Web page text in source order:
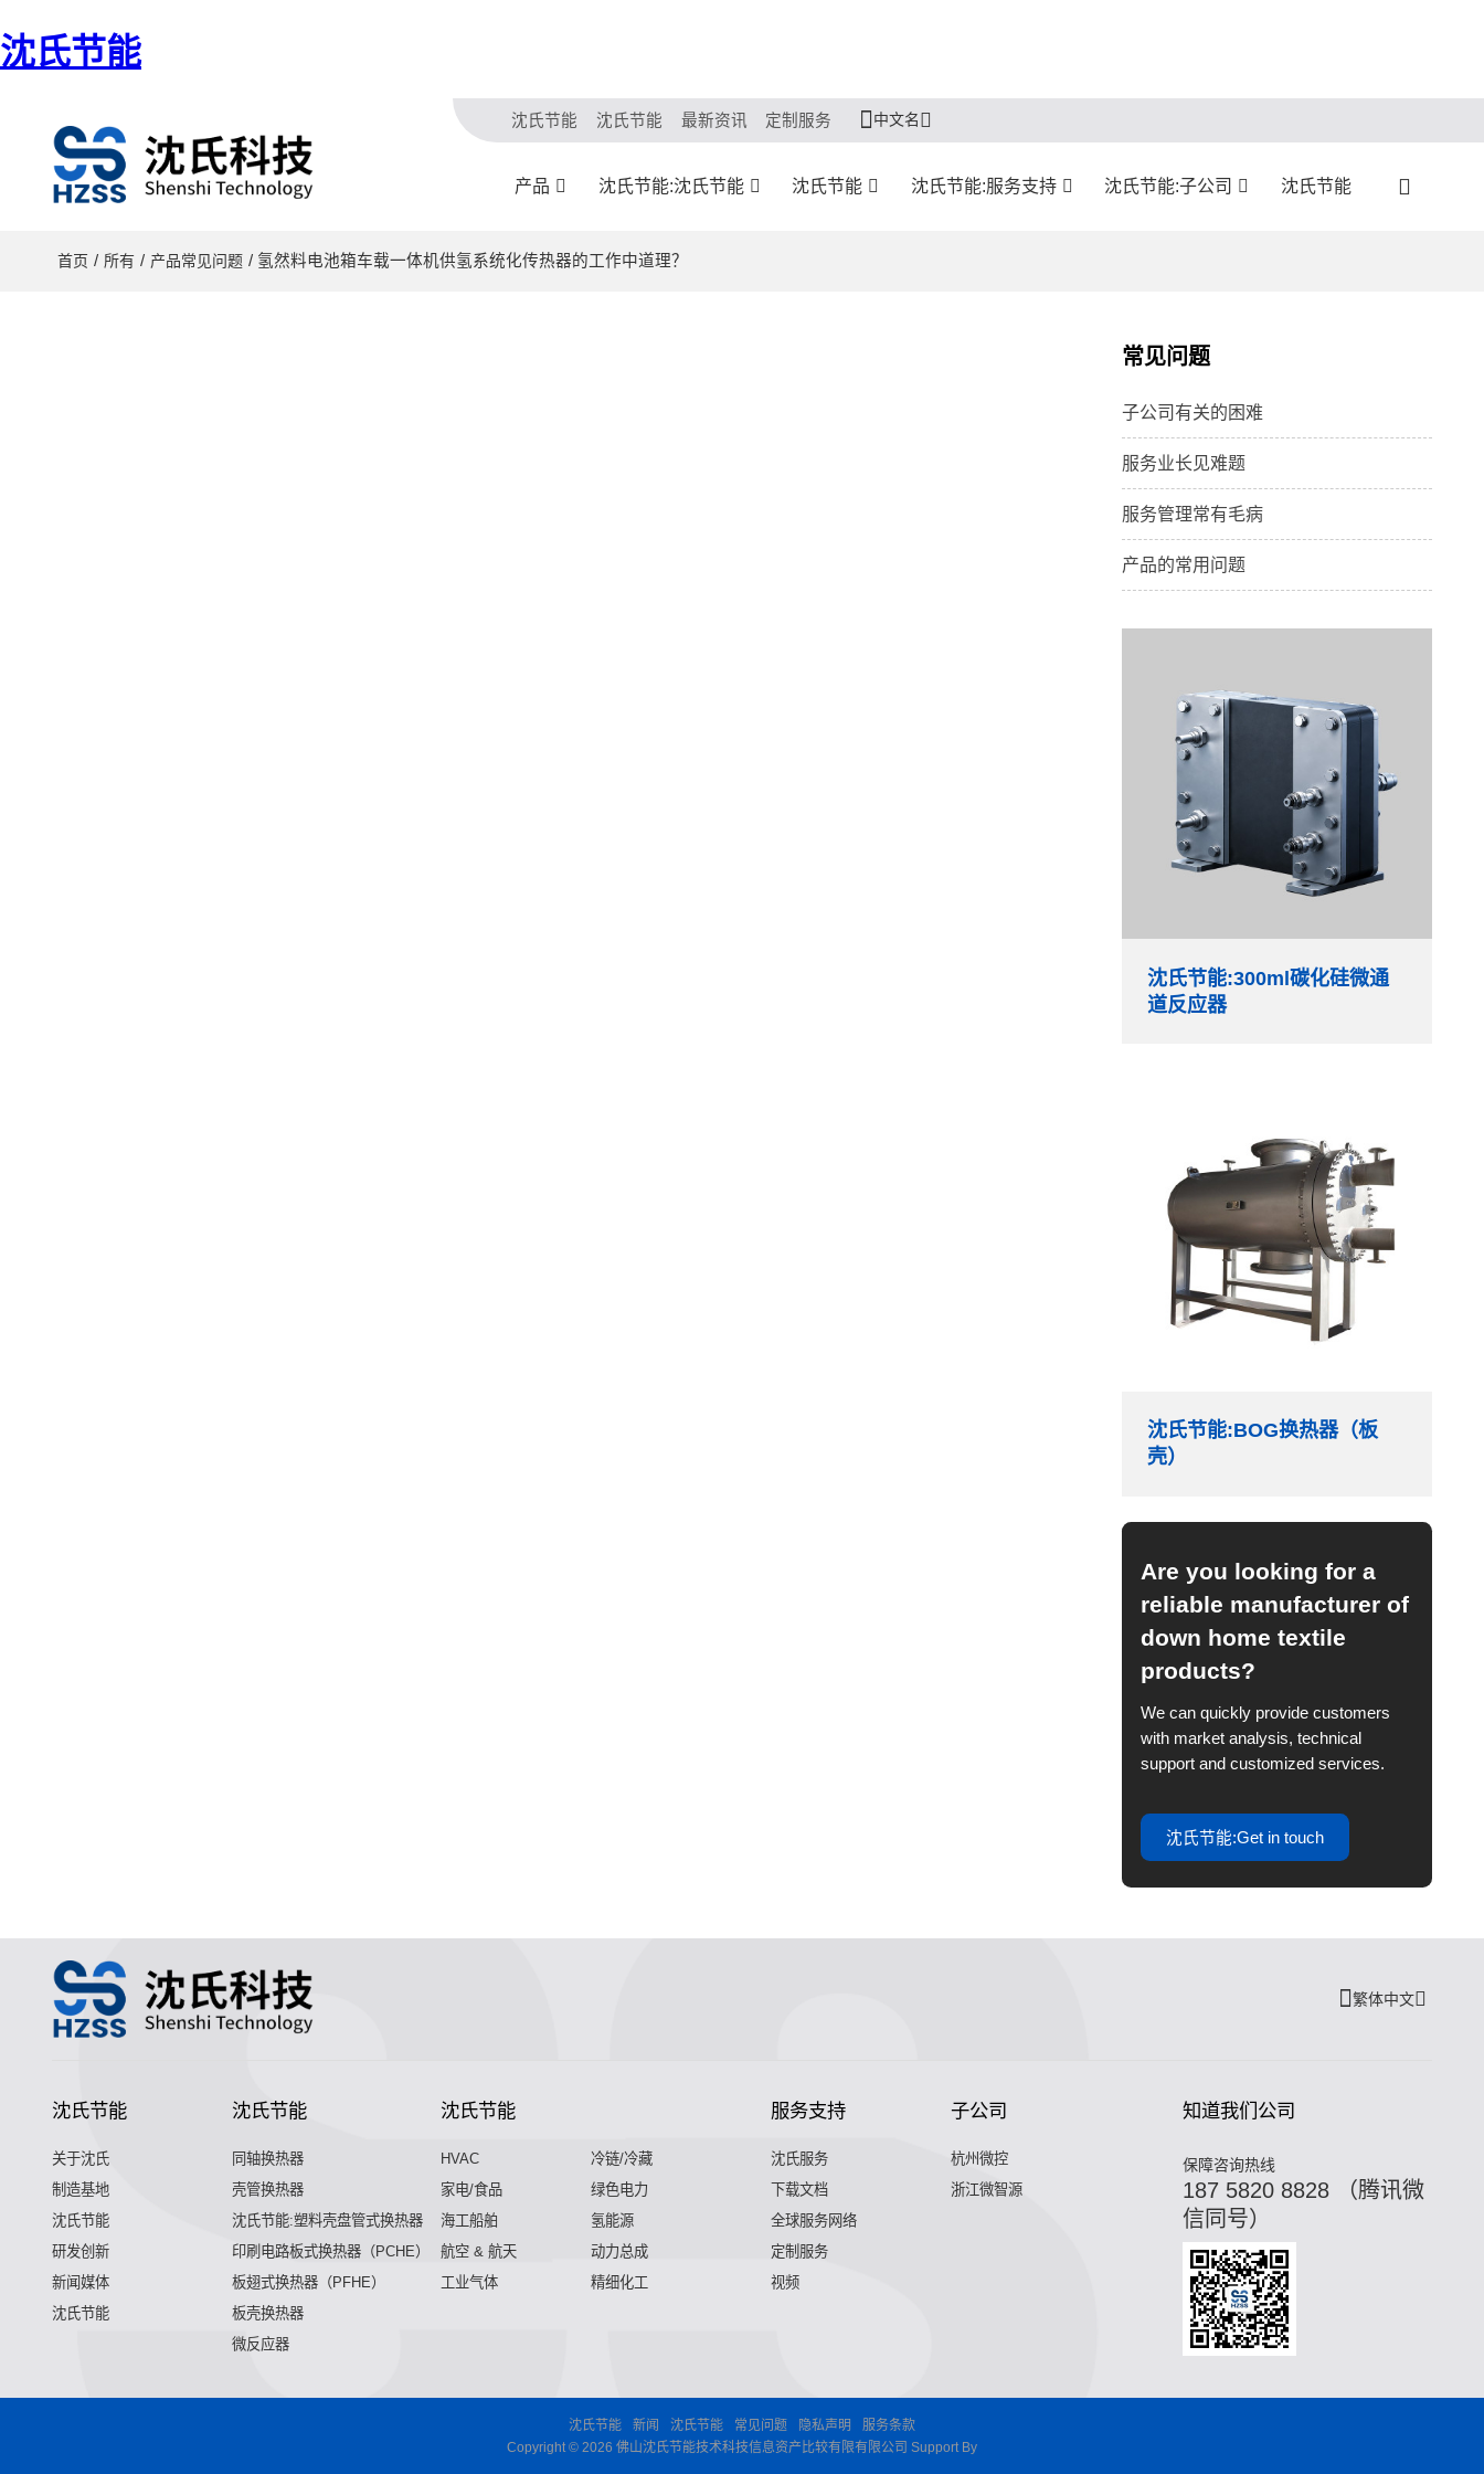
沈氏节能
沈氏节能 沈氏节能 最新资讯 定制服务 中文名
产品 沈氏节能:沈氏节能 沈氏节能 沈氏节能:服务支持 沈氏节能:子公司 沈氏节能
首页 / 所有 / 产品常见问题 / 氢然料电池箱车载一体机供氢系统化传热器的工作中道理？
常见问题
子公司有关的困难
服务业长见难题
服务管理常有毛病
产品的常用问题
沈氏节能:300ml碳化硅微通
道反应器
沈氏节能:BOG换热器（板
壳）
Are you looking for a
reliable manufacturer of
down home textile
products?
We can quickly provide customers
with market analysis, technical
support and customized services.
沈氏节能:Get in touch
繁体中文
沈氏节能
关于沈氏
制造基地
沈氏节能
研发创新
新闻媒体
沈氏节能
沈氏节能
同轴换热器
壳管换热器
沈氏节能:塑料壳盘管式换热器
印刷电路板式换热器（PCHE）
板翅式换热器（PFHE）
板壳换热器
微反应器
沈氏节能
HVAC
冷链/冷藏
家电/食品
绿色电力
海工船舶
氢能源
航空 & 航天
动力总成
工业气体
精细化工
服务支持
沈氏服务
下载文档
全球服务网络
定制服务
视频
子公司
杭州微控
浙江微智源
知道我们公司
保障咨询热线
187 5820 8828 （腾讯微
信同号）
沈氏节能 新闻 沈氏节能 常见问题 隐私声明
服务条款
Copyright © 2026 佛山沈氏节能技术科技信息资产比较有限有限公司 Support By